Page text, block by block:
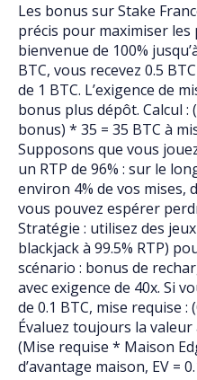
Les bonus sur Stake
précis pour maximiser les
bienvenue de 100%
BTC, vous recevez 0.5
de 1 BTC. L’exigence de
bonus plus dépôt. Calcul :
bonus) * 35 = 35 BTC à
Supposons que vous
un RTP de 96% : sur le
environ 4% de vos mises,
vous pouvez espérer
Stratégie : utilisez des
blackjack à 99.5% RTP)
scénario : bonus de
avec exigence de 40x. Si
de 0.1 BTC, mise requise :
Évaluez toujours la valeur
(Mise requise * Maison
d’avantage maison, EV =